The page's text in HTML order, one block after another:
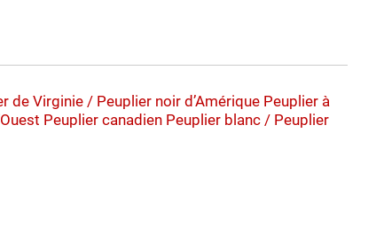
Virginie / Peuplier noir d’Amérique Peuplier à
Peuplier canadien Peuplier blanc / Peuplier